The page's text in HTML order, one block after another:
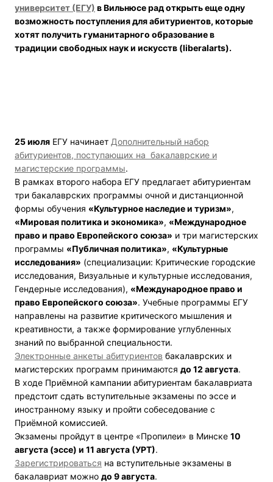
университет (ЕГУ) в Вильнюсе рад открыть еще одну
возможность поступления для абитуриентов, которые
хотят получить гуманитарного образование в
традиции свободных наук и искусств (liberalarts).
25 июля ЕГУ начинает Дополнительный набор
абитуриентов, поступающих на бакалаврские и
магистерские программы.
В рамках второго набора ЕГУ предлагает абитуриентам
три бакалаврских программы очной и дистанционной
формы обучения «Культурное наследие и туризм»,
«Мировая политика и экономика», «Международное
право и право Европейского союза» и три магистерских
программы «Публичная политика», «Культурные
исследования» (специализации: Критические городские
исследования, Визуальные и культурные исследования,
Гендерные исследования), «Международное право и
право Европейского союза». Учебные программы ЕГУ
направлены на развитие критического мышления и
креативности, а также формирование углубленных
знаний по выбранной специальности.
Электронные анкеты абитуриентов бакалаврских и
магистерских программ принимаются до 12 августа.
В ходе Приёмной кампании абитуриентам бакалавриата
предстоит сдать вступительные экзамены по эссе и
иностранному языку и пройти собеседование с
Приёмной комиссией.
Экзамены пройдут в центре «Пропилеи» в Минске 10
августа (эссе) и 11 августа (УРТ).
Зарегистрироваться на вступительные экзамены в
бакалавриат можно до 9 августа.